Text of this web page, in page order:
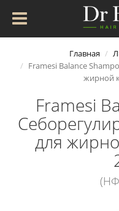
Главная
Framesi Balance
жирной
Framesi
для